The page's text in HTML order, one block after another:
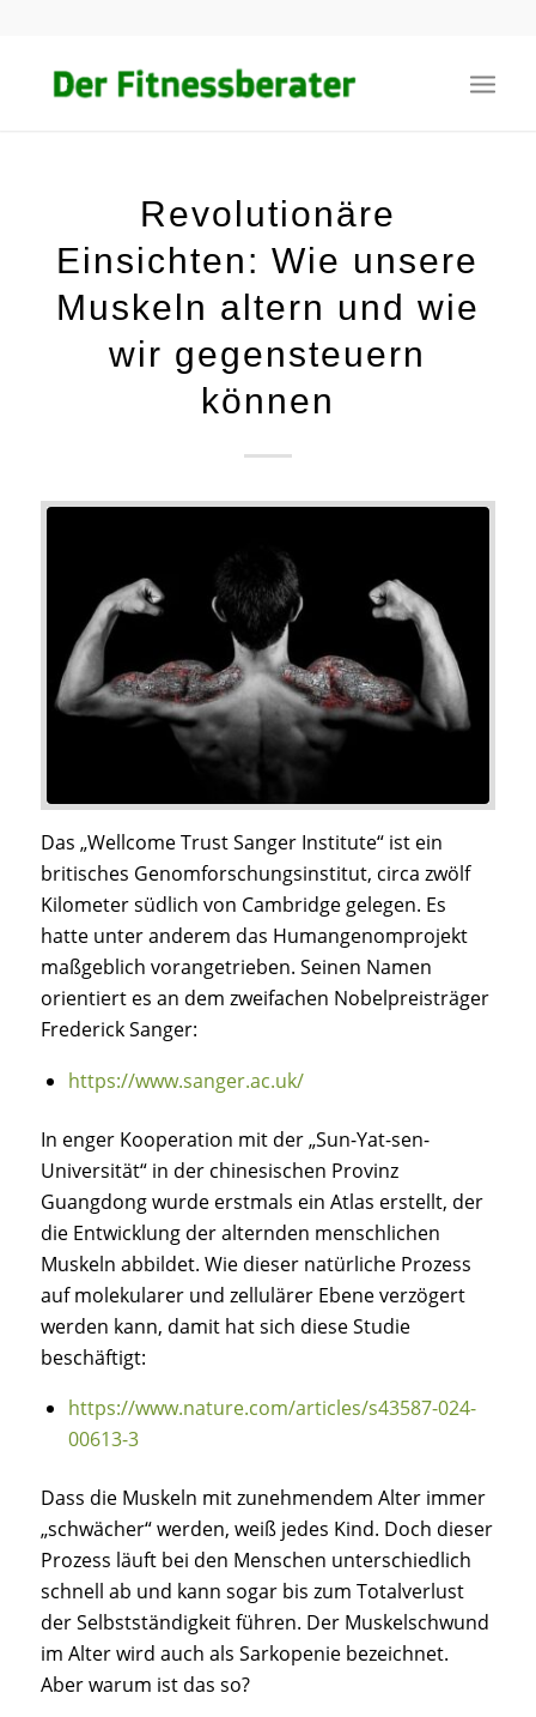
Revolutionäre
Einsichten: Wie unsere
Muskeln altern und wie
wir gegensteuern
können
Das „Wellcome Trust Sanger Institute“ ist ein
britisches Genomforschungsinstitut, circa zwölf
Kilometer südlich von Cambridge gelegen. Es
hatte unter anderem das Humangenomprojekt
maßgeblich vorangetrieben. Seinen Namen
orientiert es an dem zweifachen Nobelpreisträger
Frederick Sanger:
https://www.sanger.ac.uk/
In enger Kooperation mit der „Sun-Yat-sen-
Universität“ in der chinesischen Provinz
Guangdong wurde erstmals ein Atlas erstellt, der
die Entwicklung der alternden menschlichen
Muskeln abbildet. Wie dieser natürliche Prozess
auf molekularer und zellulärer Ebene verzögert
werden kann, damit hat sich diese Studie
beschäftigt:
https://www.nature.com/articles/s43587-024-
00613-3
Dass die Muskeln mit zunehmendem Alter immer
„schwächer“ werden, weiß jedes Kind. Doch dieser
Prozess läuft bei den Menschen unterschiedlich
schnell ab und kann sogar bis zum Totalverlust
der Selbstständigkeit führen. Der Muskelschwund
im Alter wird auch als Sarkopenie bezeichnet.
Aber warum ist das so?